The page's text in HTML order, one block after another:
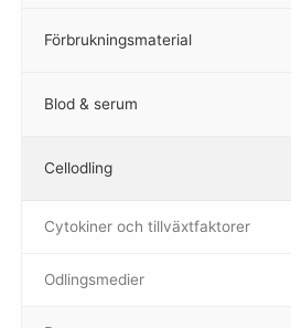
Förbrukningsmaterial
Blod & serum
Cellodling
–
Cytokiner och tillväxtfaktorer
Odlingsmedier